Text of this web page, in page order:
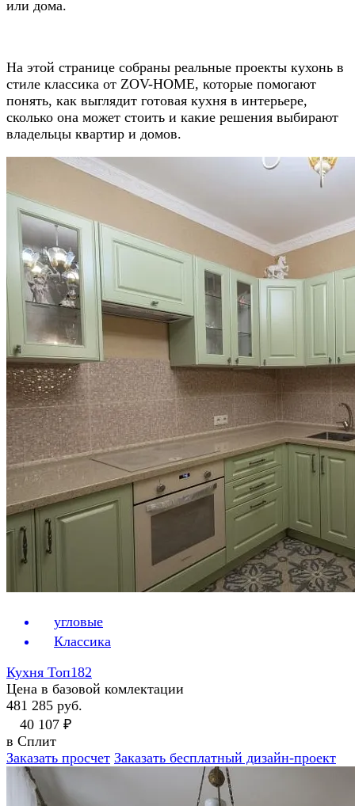
или дома.
На этой странице собраны реальные проекты кухонь в
стиле классика от ZOV-HOME, которые помогают
понять, как выглядит готовая кухня в интерьере,
сколько она может стоить и какие решения выбирают
владельцы квартир и домов.
угловые
Классика
Кухня Топ182
Цена в базовой комлектации
481 285 руб.
40 107 ₽
в Сплит
Заказать просчет Заказать бесплатный дизайн-проект